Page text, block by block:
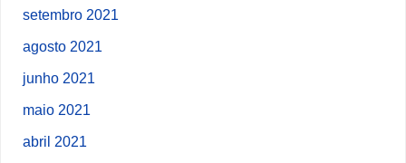
setembro 2021
agosto 2021
junho 2021
maio 2021
abril 2021